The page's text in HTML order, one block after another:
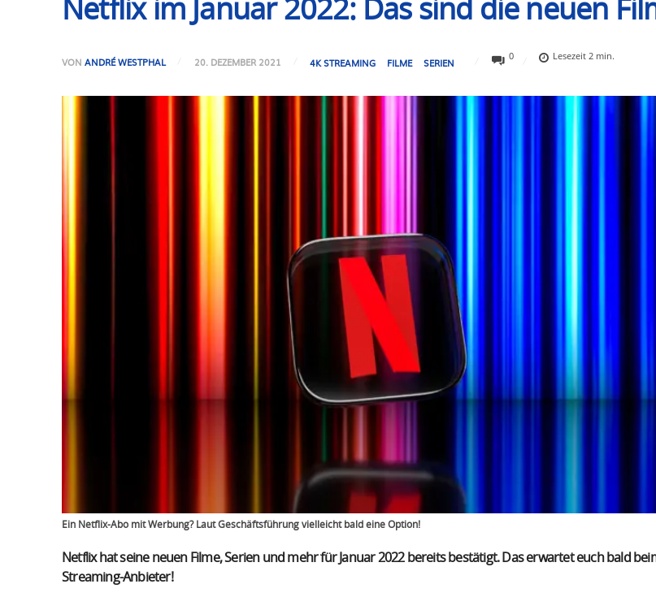
Netflix im Januar 2022: Das sind die neuen
VON ANDRÉ WESTPHAL 20. DEZEMBER 2021 4K STREAMING FILME SERIEN
0 Lesezeit2 min.
Ein Netflix-Abo mit Werbung? Laut Geschäftsführung vielleicht bald eine Option!
Netflix hat seine neuen Filme, Serien und mehr für Januar 2022 bereits bestätigt. Das erwartet euch bald
Streaming-Anbieter!